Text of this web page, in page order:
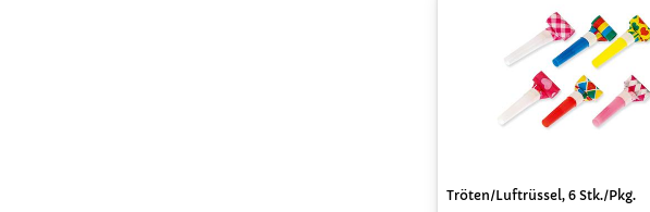
Tröten/Luftrüssel, 6 Stk./Pkg.